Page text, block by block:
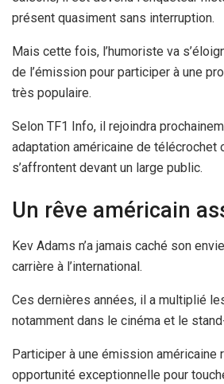
présent quasiment sans interruption.
Mais cette fois, l’humoriste va
de l’émission pour participer à une
très populaire.
Selon TF1 Info, il rejoindra
adaptation américaine de télécrochet
s’affrontent devant un large public.
Un rêve américain
Kev Adams n’a jamais caché son
carrière à l’international.
Ces dernières années, il a multiplié
notamment dans le cinéma et le
Participer à une émission américaine
opportunité exceptionnelle pour